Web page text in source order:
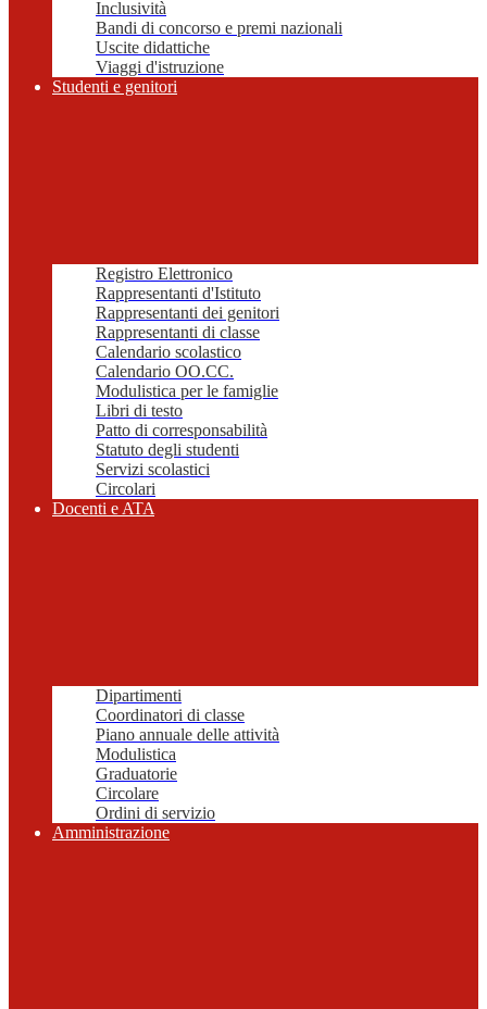
Inclusività
Bandi di concorso e premi nazionali
Uscite didattiche
Viaggi d'istruzione
Studenti e genitori
Registro Elettronico
Rappresentanti d'Istituto
Rappresentanti dei genitori
Rappresentanti di classe
Calendario scolastico
Calendario OO.CC.
Modulistica per le famiglie
Libri di testo
Patto di corresponsabilità
Statuto degli studenti
Servizi scolastici
Circolari
Docenti e ATA
Dipartimenti
Coordinatori di classe
Piano annuale delle attività
Modulistica
Graduatorie
Circolare
Ordini di servizio
Amministrazione